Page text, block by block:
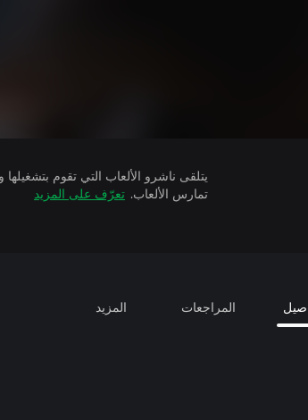
تمارس الألعاب. تعرّف على المزيد
المراجعات المزيد